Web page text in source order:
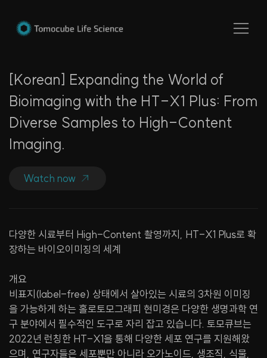
[Korean] Expanding the World of
Bioimaging with the HT-X1 Plus: From
Diverse Samples to High-Content
Imaging.
Watch now
다양한 시료부터 High-Content 촬영까지, HT-X1 Plus로 확
장하는 바이오이미징의 세계
개요
비표지(label-free) 상태에서 살아있는 시료의 3차원 이미징
을 가능하게 하는 홀로토모그래피 현미경은 다양한 생명과학 연
구 분야에서 필수적인 도구로 자리 잡고 있습니다. 토모큐브는
2022년 런칭한 HT-X1을 통해 다양한 세포 연구를 지원해왔
으며, 연구자들은 세포뿐만 아니라 오가노이드, 생조직, 식물,